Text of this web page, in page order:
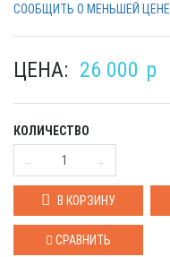
СООБЩИТЬ О МЕНЬШЕЙ ЦЕНЕ
ЦЕНА: 26 000 p
КОЛИЧЕСТВО
В КОРЗИНУ
СРАВНИТЬ